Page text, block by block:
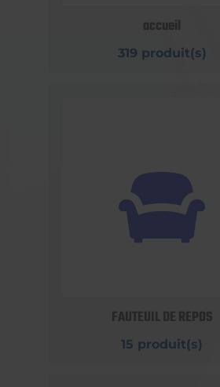
accueil
319 produit(s)
FAUTEUIL DE REPOS
15 produit(s)